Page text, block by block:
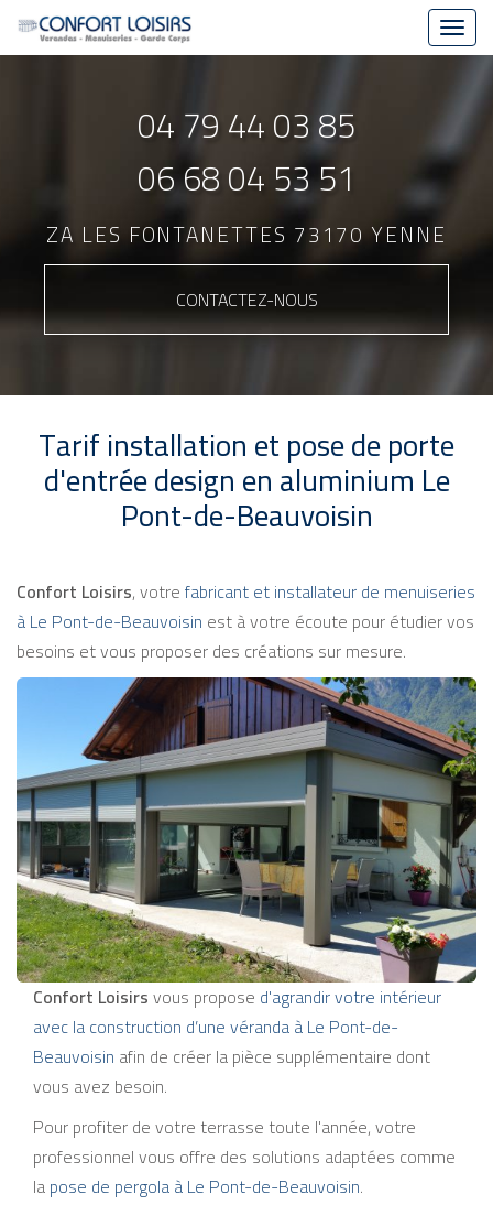
04 79 44 03 85
06 68 04 53 51
ZA LES FONTANETTES 73170 YENNE
CONTACTEZ-NOUS
Tarif installation et pose de porte
d'entrée design en aluminium Le
Pont-de-Beauvoisin
Confort Loisirs, votrefabricant et installateur de menuiseries
à Le Pont-de-Beauvoisin est à votre écoute pour étudier vos
besoins et vous proposer des créations sur mesure.
Confort Loisirsvous propose d'agrandir votre intérieur
avec la construction d’une véranda à Le Pont-de-
Beauvoisin afin de créer la pièce supplémentaire dont
vous avez besoin.
Pour profiter de votre terrasse toute l'année, votre
professionnel vous offre des solutions adaptées comme
lapose de pergola à Le Pont-de-Beauvoisin.